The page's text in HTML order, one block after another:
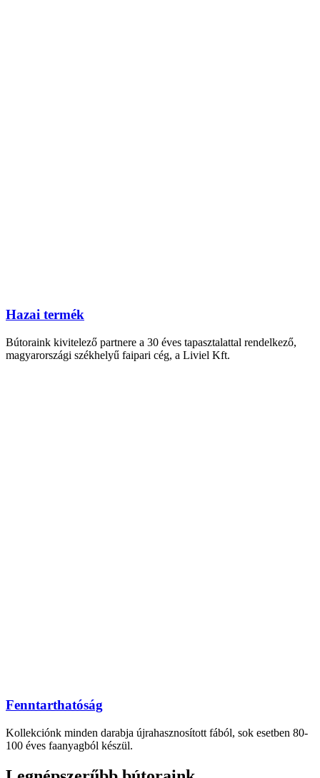
Hazai termék
Bútoraink kivitelező partnere a 30 éves tapasztalattal rendelkező,
magyarországi székhelyű faipari cég, a Liviel Kft.
Fenntarthatóság
Kollekciónk minden darabja újrahasznosított fából, sok esetben 80-
100 éves faanyagból készül.